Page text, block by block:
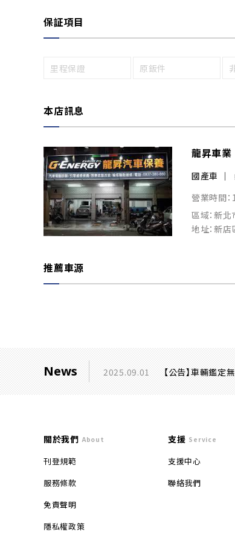
保証項目
里程保證 原鈑件
本店訊息
龍昇車業
國產車
營業時間
區域：新北
地址：新
推薦車源
News 2025.09.01 【公告】車輛鑑定
關於我們 About
刊登規範
服務條款
免責聲明
隱私權政策
支援 Service
支援中心
聯絡我們